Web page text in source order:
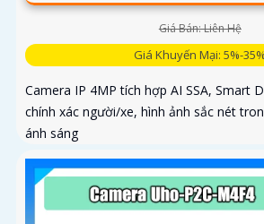
Giá Bán: Liên Hệ
Giá Khuyến Mại: 5%-35%
Camera IP 4MP tích hợp AI SSA, Smart
chính xác người/xe, hình ảnh sắc nét
ánh sáng